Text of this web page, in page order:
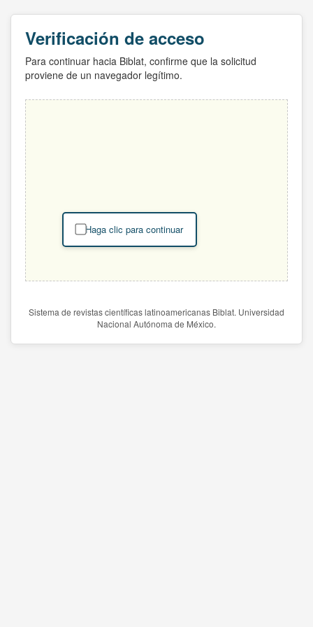
Verificación de acceso
Para continuar hacia Biblat, confirme que la solicitud
proviene de un navegador legítimo.
Haga clic para continuar
Sistema de revistas científicas latinoamericanas Biblat. Universidad
Nacional Autónoma de México.